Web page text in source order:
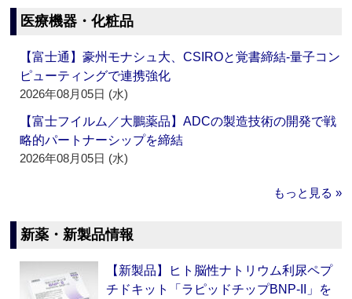
医療機器・化粧品
【富士通】豪州モナシュ大、CSIROと覚書締結‐量子コン
ピューティングで連携強化
2026年08月05日 (水)
【富士フイルム／大鵬薬品】ADCの製造技術の開発で戦
略的パートナーシップを締結
2026年08月05日 (水)
もっと見る »
新薬・新製品情報
【新製品】ヒト脳性ナトリウム利尿ペプ
チドキット「ラピッドチップBNP-II」を